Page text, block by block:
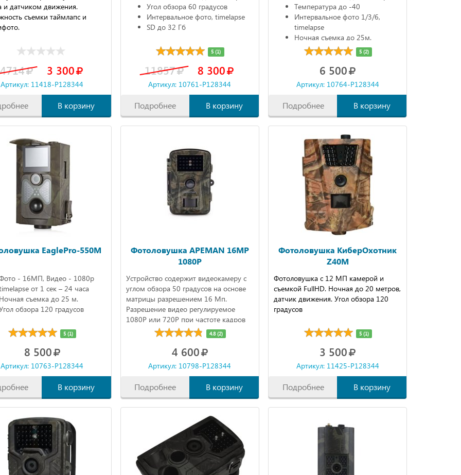
и датчиком движения.
съемки таймлапс и
4714 3 300
Артикул: 11418-P128344
В корзину
Угол обзора 60 градусов
Интервальное фото, timelapse
SD до 32 Гб
5 (1)
11857 8 300
Артикул: 10761-P128344
Подробнее В корзину
Температура до -40
Интервальное фото 1/3/6,
timelapse
Ночная съемка до 25м.
5 (2)
6 500
Артикул: 10764-P128344
Подробнее В корзину
EaglePro-550M
- 16МП, Видео - 1080р
от 1 сек – 24 часа
съемка до 25 м.
обзора 120 градусов
5 (1)
8 500
Артикул: 10763-P128344
В корзину
Фотоловушка APEMAN 16MP
1080P
Устройство содержит видеокамеру с
углом обзора 50 градусов на основе
матрицы разрешением 16 Мп.
Разрешение видео регулируемое
1080Р или 720Р при частоте кадров
30 в секунду. Запись видео
включается по датчику движения с
чувствительностью до 18 метров.
4.8 (2)
4 600
Артикул: 10798-P128344
Подробнее В корзину
Фотоловушка КиберОхотник
Z40M
Фотоловушка с 12 МП камерой и
съемкой FullHD. Ночная до 20 метров,
датчик движения. Угол обзора 120
градусов
5 (1)
3 500
Артикул: 11425-P128344
Подробнее В корзину